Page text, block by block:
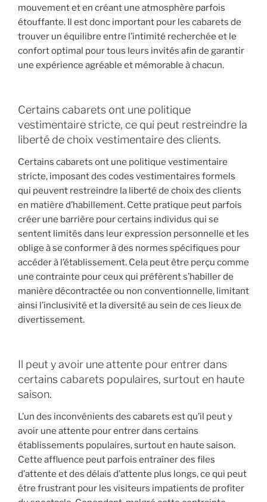
mouvement et en créant une atmosphère parfois
étouffante. Il est donc important pour les cabarets de
trouver un équilibre entre l’intimité recherchée et le
confort optimal pour tous leurs invités afin de garantir
une expérience agréable et mémorable à chacun.
Certains cabarets ont une politique
vestimentaire stricte, ce qui peut restreindre la
liberté de choix vestimentaire des clients.
Certains cabarets ont une politique vestimentaire
stricte, imposant des codes vestimentaires formels
qui peuvent restreindre la liberté de choix des clients
en matière d’habillement. Cette pratique peut parfois
créer une barrière pour certains individus qui se
sentent limités dans leur expression personnelle et les
oblige à se conformer à des normes spécifiques pour
accéder à l’établissement. Cela peut être perçu comme
une contrainte pour ceux qui préfèrent s’habiller de
manière décontractée ou non conventionnelle, limitant
ainsi l’inclusivité et la diversité au sein de ces lieux de
divertissement.
Il peut y avoir une attente pour entrer dans
certains cabarets populaires, surtout en haute
saison.
L’un des inconvénients des cabarets est qu’il peut y
avoir une attente pour entrer dans certains
établissements populaires, surtout en haute saison.
Cette affluence peut parfois entraîner des files
d’attente et des délais d’attente plus longs, ce qui peut
être frustrant pour les visiteurs impatients de profiter